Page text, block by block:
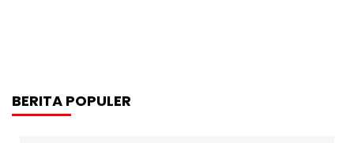
BERITA POPULER